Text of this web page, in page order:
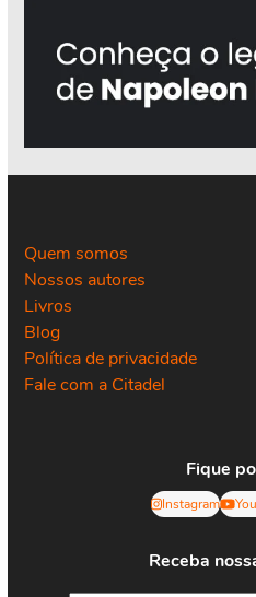
Quem somos
Nossos autores
Livros
Blog
Política de privacidade
Fale com a Citadel
Fique
Instagram
Receba